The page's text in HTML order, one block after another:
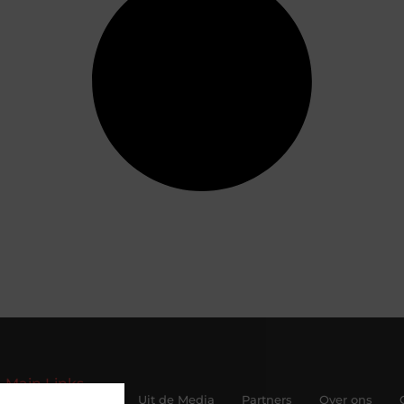
Main Links
Uit de Media Partners Over ons